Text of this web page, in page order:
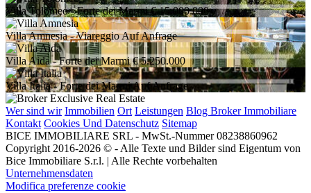
Villa Tolomeo- Forte dei Marmi € 15.000.000
Villa Amnesia- ViareggioAuf Anfrage
Villa Aida- Forte dei Marmi € 5.250.000
Villa Italia- Forte dei MarmiAuf Anfrage
Wer sind wir Immobilien Ort Leistungen Blog Broker Immobiliare
Kontakt Cookies Und Datenschutz Sitemap
BICE IMMOBILIARE SRL - MwSt.-Nummer 08238860962
Copyright 2016-2026 © - Alle Texte und Bilder sind Eigentum von
Bice Immobiliare S.r.l. | Alle Rechte vorbehalten
Unternehmensdaten
Modifica preferenze cookie